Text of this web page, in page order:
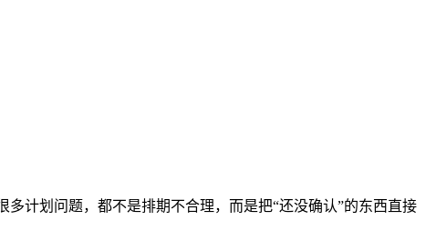
计划问题，都不是排期不合理，而是把“还没确认”的东西直接